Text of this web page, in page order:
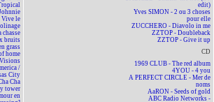
le
bruits
grass
home
/
City
Cha
tower
en
edit)
Yves SIMON - 2 ou 3 choses
pour elle
ZUCCHERO - Diavolo in me
ZZTOP - Doubleback
ZZTOP - Give it up
CD
1969 CLUB - The red album
4YOU - 4 you
A PERFECT CIRCLE - Mer de
noms
AaRON - Seeds of gold
ABC Radio Networks -